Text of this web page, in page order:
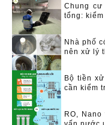
Chung
tổng:
Nhà phố
nên xử lý
Bộ tiền
cần kiểm
RO,